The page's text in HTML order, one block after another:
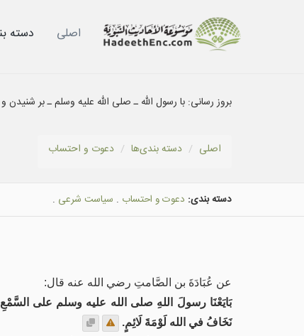
اصلی دسته
بروز رسانی: با رسول الله ـ صلی الله علیه وسلم ـ بر
اصلی دسته بندى‌ها دعوت و احتساب
دسته بندی: دعوت و احتساب . سياست شرعى .
عن عُبَادَةَ بن الصَّامتِ رضي الله عنه قال:
بَايَعْنَا رسولَ اللهِ صلى الله عليه وسلم على السَّمْعِ
نَخَافُ في الله لَوْمَةَ لَائِمٍ.